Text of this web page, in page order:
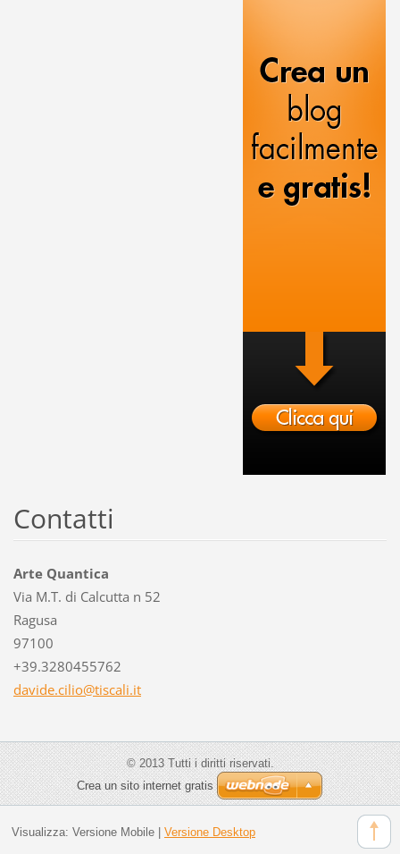
Contatti
Arte Quantica
Via M.T. di Calcutta n 52
Ragusa
97100
+39.3280455762
davide.cilio@tiscali.it
© 2013 Tutti i diritti riservati.
Crea un sito internet gratis
Visualizza: Versione Mobile| Versione Desktop